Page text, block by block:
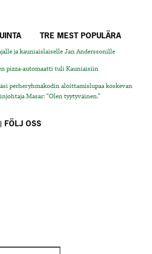
TRE MEST POPULÄRA
ja kauniaislaiselle Jan Anderssonille
pizza-automaatti tuli Kauniaisiin
perheryhmäkodin aloittamislupaa koskevan
Masar: “Olen tyytyväinen.”
FÖLJ OSS